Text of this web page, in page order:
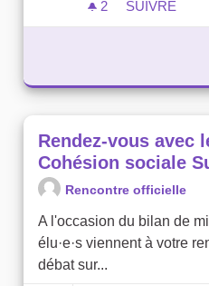
2 2 ABONNÉS
SUIVRE
Rendez-vous avec
Cohésion sociale
Rencontre officielle
A l'occasion du bilan de
élu·e·s viennent à votre
débat sur...